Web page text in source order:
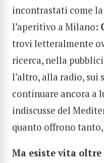
incontrastati come la
l’aperitivo a Milano:
trovi letteralmente
ricerca, nella
l’altro, alla radio, sui
continuare ancora a
indiscusse del
quanto offrono
Ma esiste vita oltre